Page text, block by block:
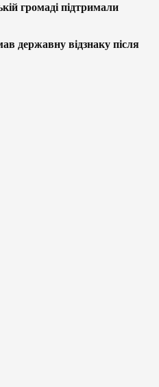
громаді підтримали
державну відзнаку після